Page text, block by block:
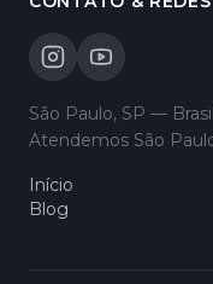
São Paulo, SP — Brasil
Atendemos São
Início
Blog